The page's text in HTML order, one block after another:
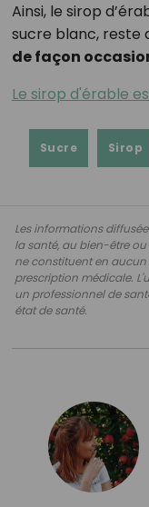
Ainsi, le sirop
sucre blanc, reste
de façon
Le sirop d'érable
Sucre Sirop
Les informations
la santé, au bien-être
ne constituent en
prescription médicale.
un professionnel de
état de santé.